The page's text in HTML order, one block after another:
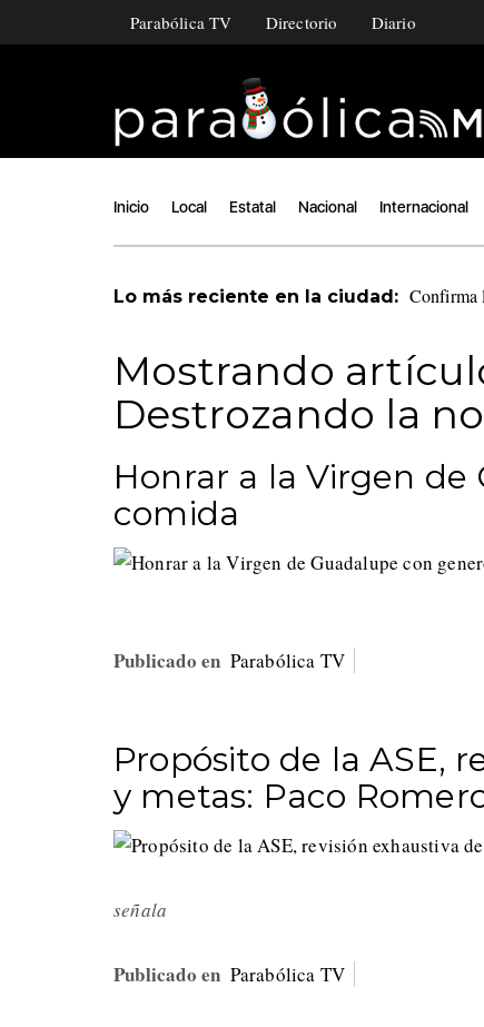
Parabólica TV Directorio Diario
Inicio Local Estatal Nacional Internacional
Lo más reciente en la ciudad: Confirma
Mostrando
Destrozando la
Honrar a la Virgen
comida
Publicado en Parabólica TV
Propósito de la ASE,
y metas: Paco
señala
Publicado en Parabólica TV